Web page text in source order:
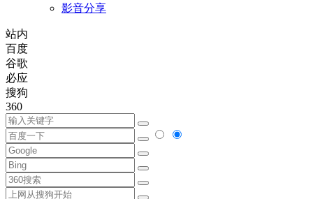
影音分享
站内
百度
谷歌
必应
搜狗
360